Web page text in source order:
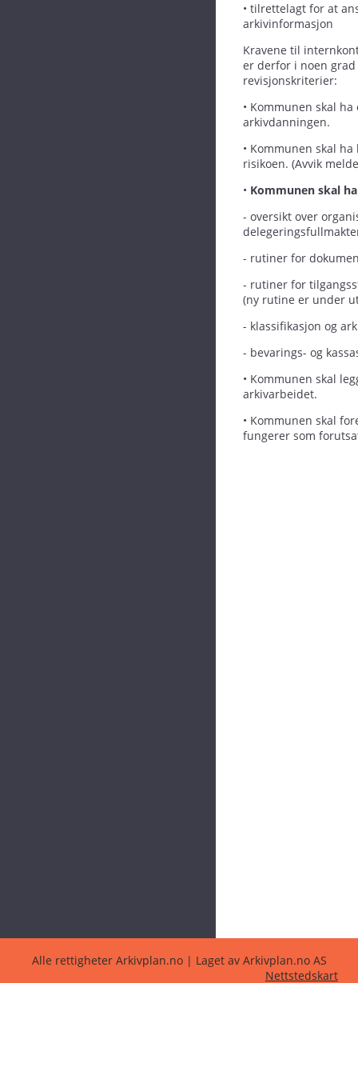
• tilrettelagt for at
arkivinformasjon
Kravene til
er derfor i noen
revisjonskriterier:
• Kommunen skal
arkivdanningen.
• Kommunen skal
risikoen. (Avvik
• Kommunen skal
- oversikt over
- rutiner for
- rutiner for
(ny rutine er under
- klassifikasjon og
- bevarings- og
• Kommunen skal
arkivarbeidet.
• Kommunen skal
fungerer som
Alle rettigheter Arkivplan.no | Laget av Arkivplan.no AS
Nettstedskart